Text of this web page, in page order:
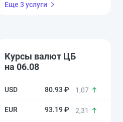
Еще 3 услуги
Курсы валют ЦБ
на 06.08
80.93 ₽ 1,07
93.19 ₽ 2,31